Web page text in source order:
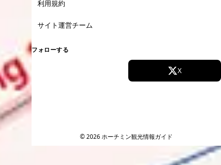
利用規約
サイト運営チーム
フォローする
X
© 2026 ホーチミン観光情報ガイド